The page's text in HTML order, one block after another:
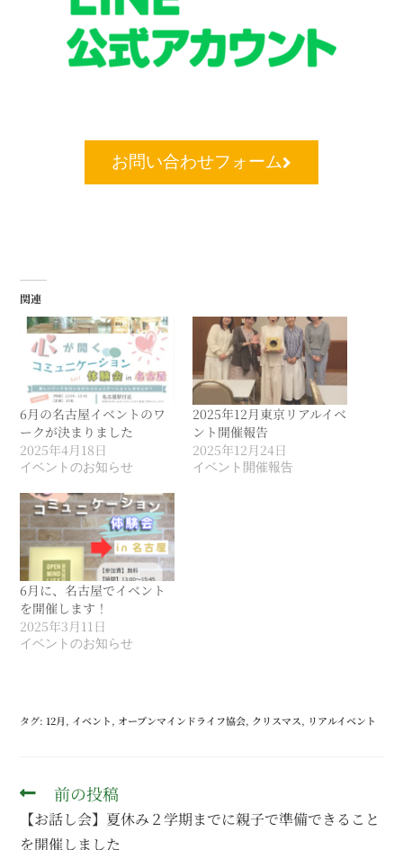
お問い合わせフォーム
関連
6月の名古屋イベントのワ
ークが決まりました
2025年4月18日
イベントのお知らせ
2025年12月東京リアルイベ
ント開催報告
2025年12月24日
イベント開催報告
6月に、名古屋でイベント
を開催します！
2025年3月11日
イベントのお知らせ
タグ:12月, イベント, オープンマインドライフ協会, クリスマス, リアルイベント
前の投稿
【お話し会】夏休み２学期までに親子で準備できること
を開催しました